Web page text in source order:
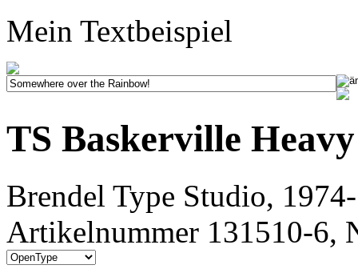
Mein Textbeispiel
TS Baskerville Heavy
Brendel Type Studio,
Artikelnummer 131510-6,